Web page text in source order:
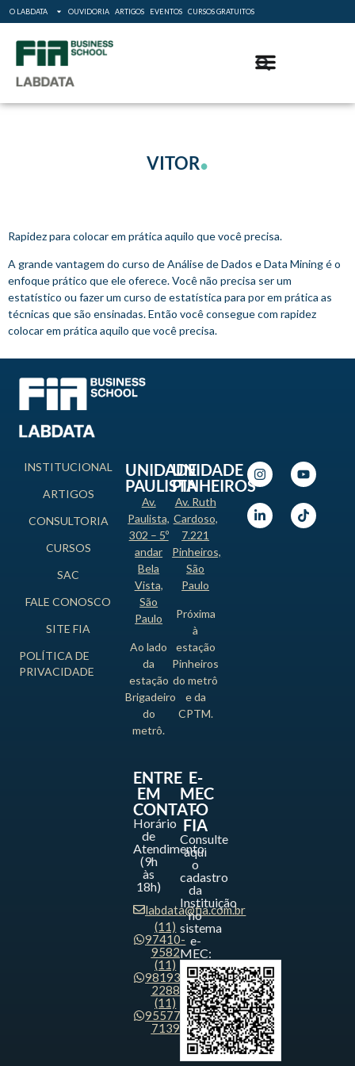
O LABDATA OUVIDORIA ARTIGOS EVENTOS CURSOS GRATUITOS
VITOR.
Rapidez para colocar em prática aquilo que você precisa.
A grande vantagem do curso de Análise de Dados e Data Mining é o
enfoque prático que ele oferece. Você não precisa ser um
estatístico ou fazer um curso de estatística para por em prática as
técnicas que são ensinadas. Então você consegue com rapidez
colocar em prática aquilo que você precisa.
INSTITUCIONAL
ARTIGOS
CONSULTORIA
CURSOS
SAC
FALE CONOSCO
SITE FIA
POLÍTICA DE
PRIVACIDADE
UNIDADE
PAULISTA
Av.
Paulista,
302 – 5º
andar
Bela
Vista,
São
Paulo
Ao lado
da
estação
Brigadeiro
do
metrô.
UNIDADE
PINHEIROS
Av. Ruth
Cardoso,
7.221
Pinheiros,
São
Paulo
Próxima
à
estação
Pinheiros
do metrô
e da
CPTM.
ENTRE
EM
CONTATO
Horário
de
Atendimento
(9h
às
18h)
labdata@fia.com.br
(11)
97410-
9582
(11)
98193-
2288
(11)
95577-
7139
E-
MEC
-
FIA
Consulte
aqui
o
cadastro
da
Instituição
no
sistema
e-
MEC: